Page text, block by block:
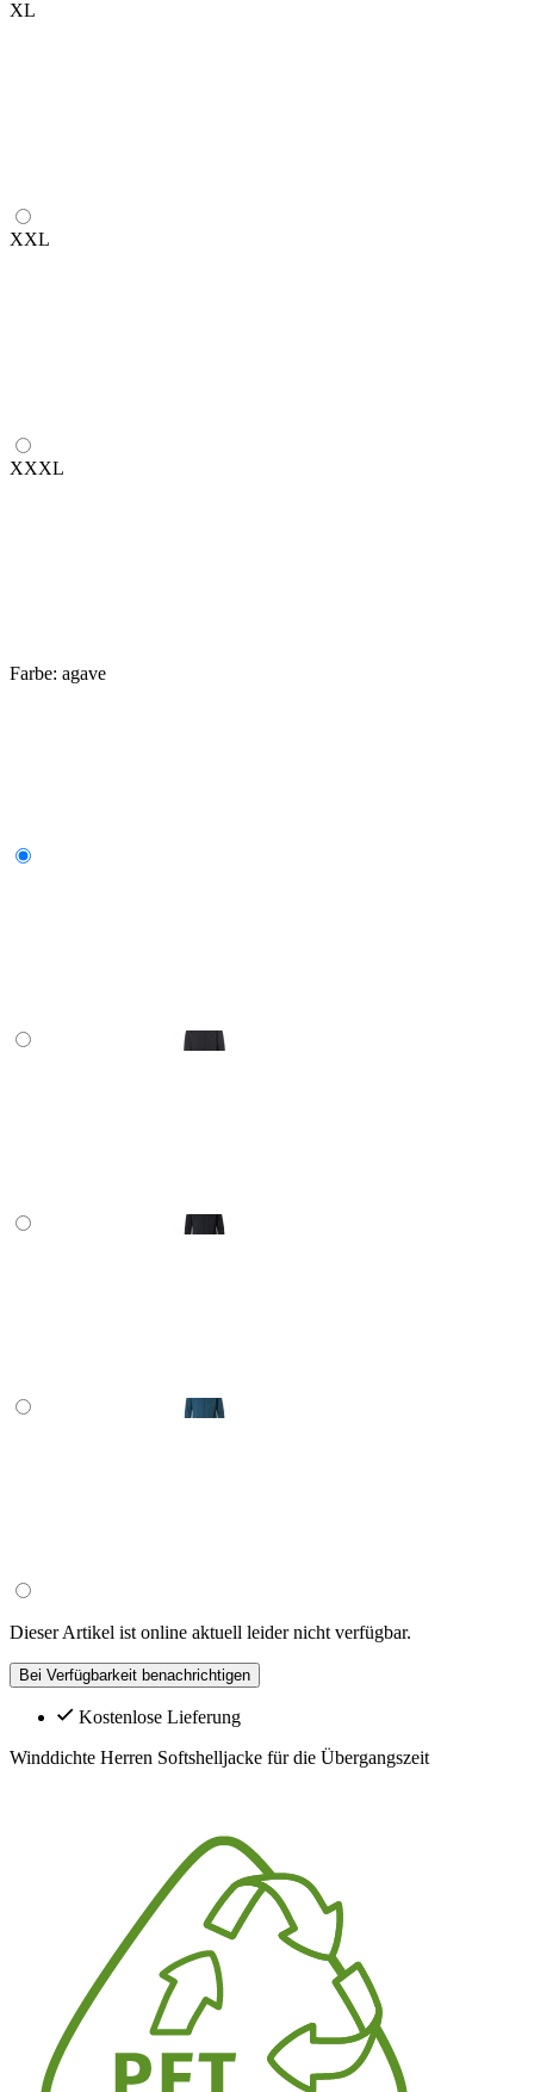
XL
XXL
XXXL
Farbe: agave
Dieser Artikel ist online aktuell leider nicht verfügbar.
Bei Verfügbarkeit benachrichtigen
Kostenlose Lieferung
Winddichte Herren Softshelljacke für die Übergangszeit